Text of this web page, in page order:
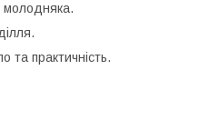
молодняка.
та практичність.